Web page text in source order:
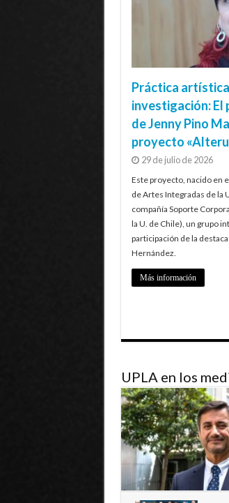
Práctica
investigación:
de Jenny Pino
proyecto
29 de julio de 2026
Este proyecto, nacido en
de Artes Integradas de la
compañía Soporte
la U. de Chile), un grupo
participación de la
Hernández.
Más información
UPLA en los